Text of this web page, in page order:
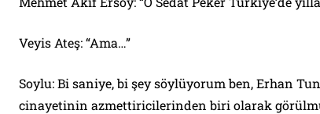
Veyis Ateş: “Ama…”
Soylu: Bi saniye, bi şey söylüyorum ben, Erhan
cinayetinin azmettiricilerinden biri olarak